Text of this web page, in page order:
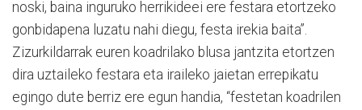
noski, baina inguruko herrikideei ere festara etortzeko
gonbidapena luzatu nahi diegu, festa irekia baita”.
Zizurkildarrak euren koadrilako blusa jantzita etortzen
dira uztaileko festara eta iraileko jaietan errepikatu
egingo dute berriz ere egun handia, “festetan koadrilen